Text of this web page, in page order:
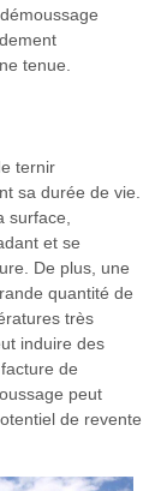
tenue.
ternir
sa durée de vie.
surface,
et se
De plus, une
quantité de
très
induire des
de
peut
de revente